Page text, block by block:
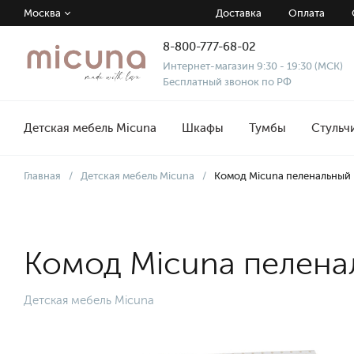
Москва Доставка Оплата
8-800-777-68-02
Интернет-магазин 9:30 - 19:30 (МСК)
Бесплатный звонок по РФ
Детская мебель Micuna Шкафы Тумбы
Главная / Детская мебель Micuna / Комод Micuna
Детская мебель Micuna
Комод Micuna